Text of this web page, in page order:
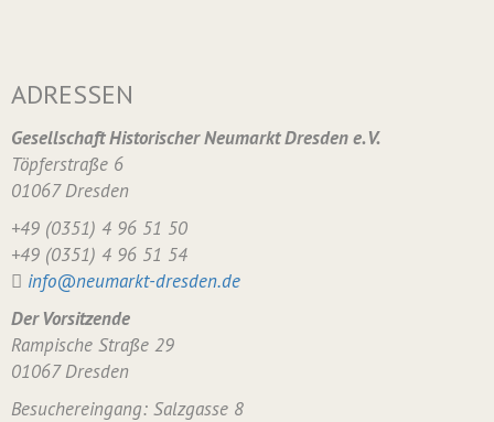
ADRESSEN
Gesellschaft Historischer Neumarkt Dresden e. V.
Töpferstraße 6
01067 Dresden
+49 (0351) 4 96 51 50
+49 (0351) 4 96 51 54
info@neumarkt-dresden.de
Der Vorsitzende
Rampische Straße 29
01067 Dresden
Besuchereingang: Salzgasse 8